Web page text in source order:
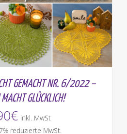
GEMACHT NR. 6/2022 –
GLÜCKLICH!
€ inkl. MwSt
reduzierte MwSt.